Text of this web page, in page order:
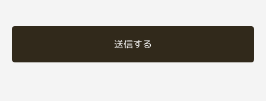
送信する